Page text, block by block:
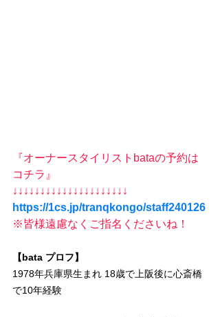
『オーナースタイリストbataの予約は
コチラ』
↓↓↓↓↓↓↓↓↓↓↓↓↓↓↓↓↓↓↓↓↓
https://1cs.jp/tranqkongo/staff240126
※皆様遠慮なくご指名くださいね！
【bata プロフ】
1978年兵庫県生まれ 18歳で上阪後に心斎橋
で10年経験